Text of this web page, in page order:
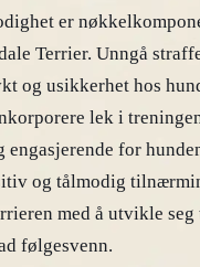
er
Terrier. Unngå
og usikkerhet hos
lek i
for
og tålmodig
med å utvikle seg
følgesvenn.